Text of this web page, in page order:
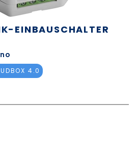
EINBAUSCHALTER
4.0